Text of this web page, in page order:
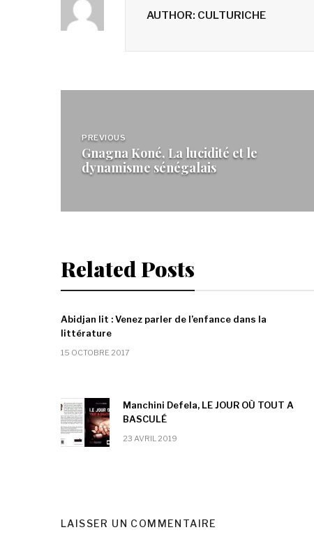
AUTHOR: CULTURICHE
de
l’article
PREVIOUS
Gnagna Koné, La lucidité et le
dynamisme sénégalais
Related Posts
Abidjan lit : Venez parler de l’enfance dans la
littérature
15 OCTOBRE 2017
Manchini Defela, LE JOUR OÙ TOUT A
BASCULÉ
23 AVRIL 2019
LAISSER UN COMMENTAIRE